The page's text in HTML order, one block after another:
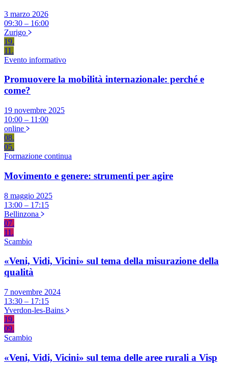
3 marzo 2026
09:30 – 16:00
Zurigo
19.
11.
Evento informativo
Promuovere la mobilità internazionale: perché e
come?
19 novembre 2025
10:00 – 11:00
online
08.
05.
Formazione continua
Movimento e genere: strumenti per agire
8 maggio 2025
13:00 – 17:15
Bellinzona
07.
11.
Scambio
«Veni, Vidi, Vicini» sul tema della misurazione della
qualità
7 novembre 2024
13:30 – 17:15
Yverdon-les-Bains
19.
09.
Scambio
«Veni, Vidi, Vicini» sul tema delle aree rurali a Visp